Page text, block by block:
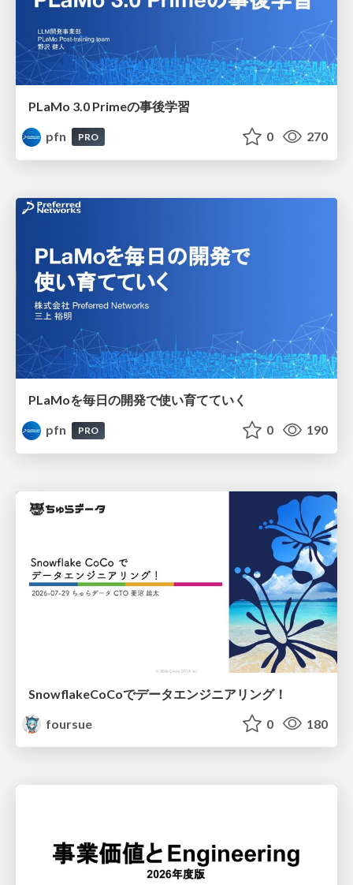
PLaMo 3.0 Primeの事後学習
pfn
PRO 0 270
PLaMoを毎日の開発で使い育てていく
pfn
PRO 0 190
SnowflakeCoCoでデータエンジニアリング！
foursue
0 180